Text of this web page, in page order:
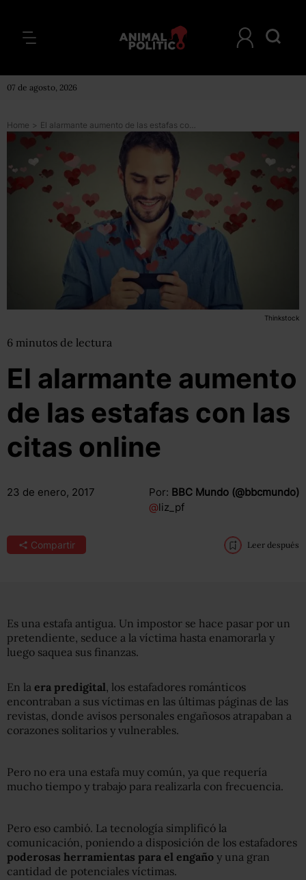
07 de agosto, 2026
Home > El alarmante aumento de las estafas con las citas online
Thinkstock
6 minutos de lectura
El alarmante aumento
de las estafas con las
citas online
23 de enero, 2017 Por: BBC Mundo (@bbcmundo)
@liz_pf
Compartir Leer después
Es una estafa antigua. Un impostor se hace pasar por un
pretendiente, seduce a la víctima hasta enamorarla y
luego saquea sus finanzas.
En la era predigital, los estafadores románticos
encontraban a sus víctimas en las últimas páginas de las
revistas, donde avisos personales engañosos atrapaban a
corazones solitarios y vulnerables.
Pero no era una estafa muy común, ya que requería
mucho tiempo y trabajo para realizarla con frecuencia.
Pero eso cambió. La tecnología simplificó la
comunicación, poniendo a disposición de los estafadores
poderosas herramientas para el engaño y una gran
cantidad de potenciales víctimas.